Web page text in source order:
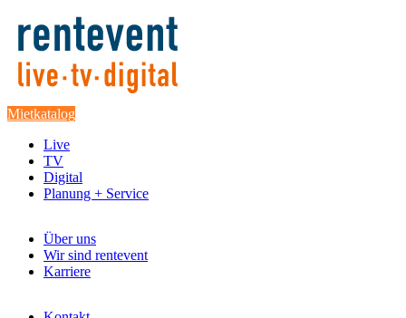
Mietkatalog
Live
TV
Digital
Planung + Service
Über uns
Wir sind rentevent
Karriere